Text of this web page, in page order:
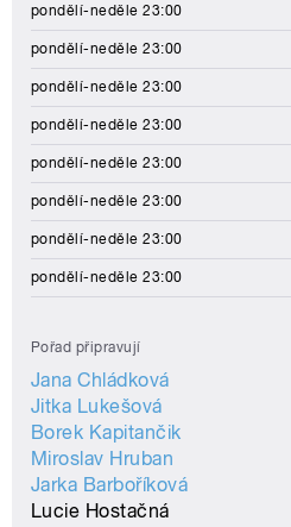
pondělí-neděle 23:00
pondělí-neděle 23:00
pondělí-neděle 23:00
pondělí-neděle 23:00
pondělí-neděle 23:00
pondělí-neděle 23:00
pondělí-neděle 23:00
pondělí-neděle 23:00
Pořad připravují
Jana Chládková
Jitka Lukešová
Borek Kapitančik
Miroslav Hruban
Jarka Barboříková
Lucie Hostačná